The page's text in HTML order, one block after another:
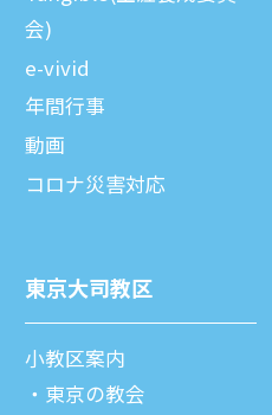
会)
e-vivid
年間⾏事
動画
コロナ災害対応
東京⼤司教区
⼩教区案内
東京の教会